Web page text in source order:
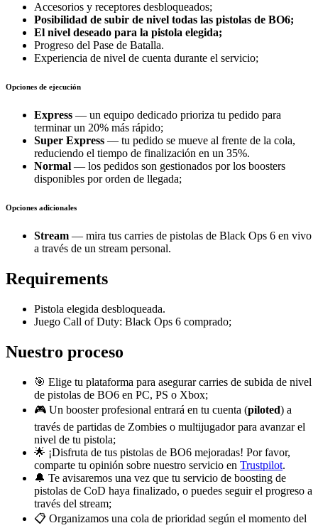
Accesorios y receptores desbloqueados;
Posibilidad de subir de nivel todas las pistolas de BO6;
El nivel deseado para la pistola elegida;
Progreso del Pase de Batalla.
Experiencia de nivel de cuenta durante el servicio;
Opciones de ejecución
Express — un equipo dedicado prioriza tu pedido para
terminar un 20% más rápido;
Super Express — tu pedido se mueve al frente de la cola,
reduciendo el tiempo de finalización en un 35%.
Normal — los pedidos son gestionados por los boosters
disponibles por orden de llegada;
Opciones adicionales
Stream — mira tus carries de pistolas de Black Ops 6 en vivo
a través de un stream personal.
Requirements
Pistola elegida desbloqueada.
Juego Call of Duty: Black Ops 6 comprado;
Nuestro proceso
🎯 Elige tu plataforma para asegurar carries de subida de nivel
de pistolas de BO6 en PC, PS o Xbox;
🎮 Un booster profesional entrará en tu cuenta (piloted) a
través de partidas de Zombies o multijugador para avanzar el
nivel de tu pistola;
🌟 ¡Disfruta de tus pistolas de BO6 mejoradas! Por favor,
comparte tu opinión sobre nuestro servicio en Trustpilot.
🔔 Te avisaremos una vez que tu servicio de boosting de
pistolas de CoD haya finalizado, o puedes seguir el progreso a
través del stream;
📋 Organizamos una cola de prioridad según el momento del